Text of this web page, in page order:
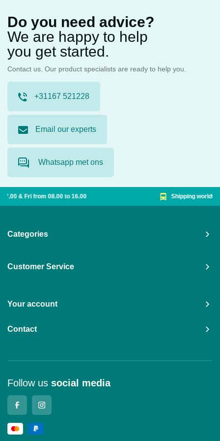
Do you need advice?
We are happy to help
you get started.
Contact us. Our product specialists are ready to help you.
+31167 521228
Email our experts
Whatsapp met ons
Shipping worldwide from €15,00
Categories
Customer Service
Your account
Contact
Follow us social media